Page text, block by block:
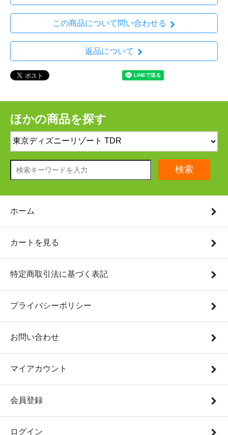
この商品について問い合わせる
返品について
ほかの商品を探す
検索
ホーム
カートを見る
特定商取引法に基づく表記
プライバシーポリシー
お問い合わせ
マイアカウント
会員登録
ログイン